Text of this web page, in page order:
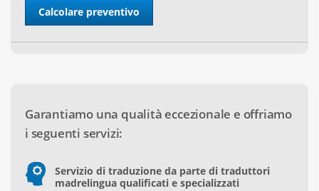
Garantiamo una qualità eccezionale e offriamo
i seguenti servizi:
Servizio di traduzione da parte di traduttori
madrelingua qualificati e specializzati